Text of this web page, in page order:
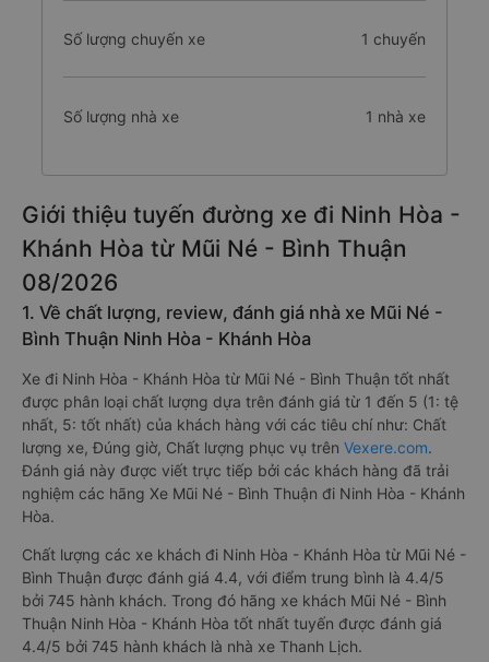
Số lượng chuyến xe 1 chuyến
Số lượng nhà xe 1 nhà xe
Giới thiệu tuyến đường xe đi Ninh Hòa -
Khánh Hòa từ Mũi Né - Bình Thuận
08/2026
1. Về chất lượng, review, đánh giá nhà xe Mũi Né -
Bình Thuận Ninh Hòa - Khánh Hòa
Xe đi Ninh Hòa - Khánh Hòa từ Mũi Né - Bình Thuận tốt nhất
được phân loại chất lượng dựa trên đánh giá từ 1 đến 5 (1: tệ
nhất, 5: tốt nhất) của khách hàng với các tiêu chí như: Chất
lượng xe, Đúng giờ, Chất lượng phục vụ trên Vexere.com.
Đánh giá này được viết trực tiếp bởi các khách hàng đã trải
nghiệm các hãng Xe Mũi Né - Bình Thuận đi Ninh Hòa - Khánh
Hòa.
Chất lượng các xe khách đi Ninh Hòa - Khánh Hòa từ Mũi Né -
Bình Thuận được đánh giá 4.4, với điểm trung bình là 4.4/5
bởi 745 hành khách. Trong đó hãng xe khách Mũi Né - Bình
Thuận Ninh Hòa - Khánh Hòa tốt nhất tuyến được đánh giá
4.4/5 bởi 745 hành khách là nhà xe Thanh Lịch.